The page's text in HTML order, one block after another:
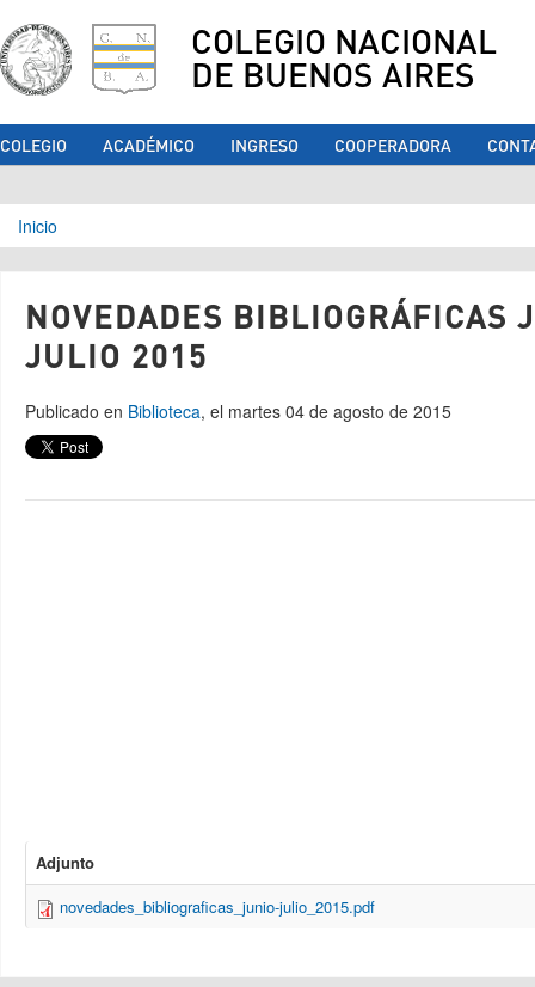
COLEGIO NACIONAL
DE BUENOS AIRES
COLEGIO ACADÉMICO INGRESO COOPERADORA
Se encuentra usted aquí
Inicio
NOVEDADES BIBLIOGRÁFICAS
JULIO 2015
Publicado en Biblioteca, el martes 04 de agosto de 2015
Adjunto
novedades_bibliograficas_junio-julio_2015.pdf